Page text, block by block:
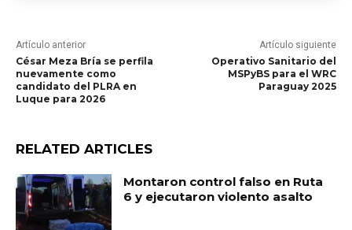
Artículo anterior
César Meza Bría se perfila
nuevamente como
candidato del PLRA en
Luque para 2026
Artículo siguiente
Operativo Sanitario del
MSPyBS para el WRC
Paraguay 2025
RELATED ARTICLES
Montaron control falso en Ruta
6 y ejecutaron violento asalto